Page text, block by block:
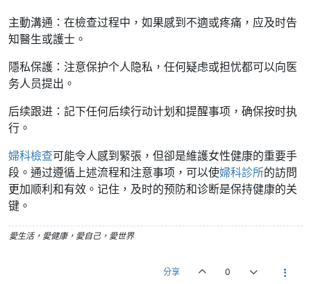
主動溝通：在檢查过程中，如果感到不適或疼痛，应及时告
知醫生或護士。
隱私保護：注意保护个人隐私，任何疑虑或担忧都可以向医
务人员提出。
后续跟进：記下任何后续行动计划和提醒事项，确保按时执
行。
婦科檢查可能令人感到緊張，但卻是維護女性健康的重要手
段。通过遵循上述流程和注意事项，可以使婦科診所的訪問
更加顺利和有效。记住，及时的预防和诊断是保持健康的关
键。
愛生活，愛健康，愛自己，愛世界
分享 0